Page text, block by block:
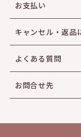
Pink
お支払い
キャンセル・返品
よくある質問
お問合せ先